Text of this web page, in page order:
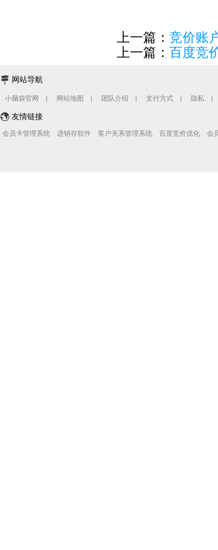
上一篇： 竞价账
上一篇： 百度竞
网站导航
小脑袋官网 网站地图 团队介绍 支付方式 隐私
友情链接
会员卡管理系统 进销存软件 客户关系管理系统 百度竞价优化 会